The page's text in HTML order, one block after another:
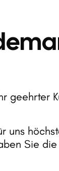
geehrter
uns
Sie die